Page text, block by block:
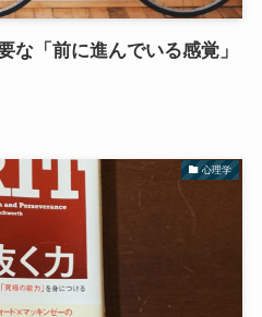
な「前に進んでいる感覚」
心理学